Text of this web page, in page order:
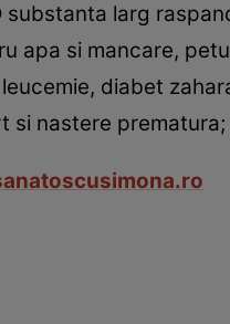
larg
apa si mancare,
diabet
si nastere